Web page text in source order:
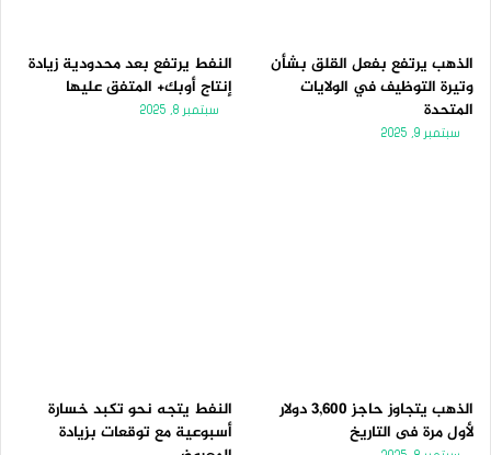
الذهب يرتفع بفعل القلق بشأن
وتيرة التوظيف في الولايات
المتحدة
سبتمبر 9, 2025
النفط يرتفع بعد محدودية زيادة
إنتاج أوبك+ المتفق عليها
سبتمبر 8, 2025
الذهب يتجاوز حاجز 3,600 دولار
لأول مرة فى التاريخ
النفط يتجه نحو تكبد خسارة
أسبوعية مع توقعات بزيادة